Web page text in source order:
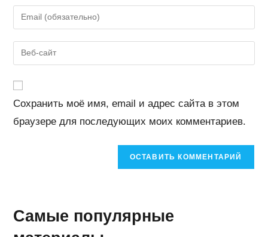
имя
или
пользователя,
чтобы
прокомментировать
Введите
свой
email-
адрес,
Введите
URL
веб-
сайта
(необязательно)
Сохранить моё имя, email и адрес сайта в этом
браузере для последующих моих комментариев.
Самые популярные